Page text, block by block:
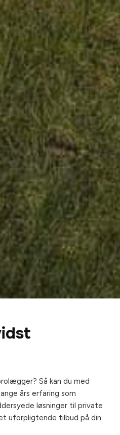
Så kan du med
års erfaring som
løsninger til private
uforpligtende tilbud på din